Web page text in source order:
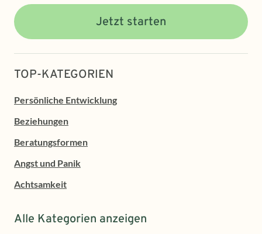
Jetzt starten
TOP-KATEGORIEN
Persönliche Entwicklung
Beziehungen
Beratungsformen
Angst und Panik
Achtsamkeit
Alle Kategorien anzeigen